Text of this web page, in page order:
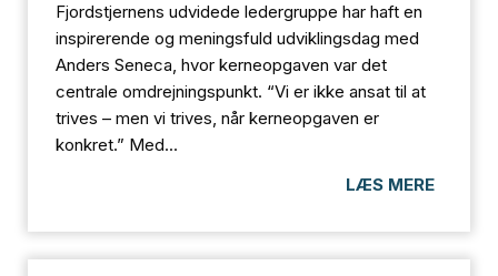
Fjordstjernens udvidede ledergruppe har haft en
inspirerende og meningsfuld udviklingsdag med
Anders Seneca, hvor kerneopgaven var det
centrale omdrejningspunkt. “Vi er ikke ansat til at
trives – men vi trives, når kerneopgaven er
konkret.” Med...
LÆS MERE